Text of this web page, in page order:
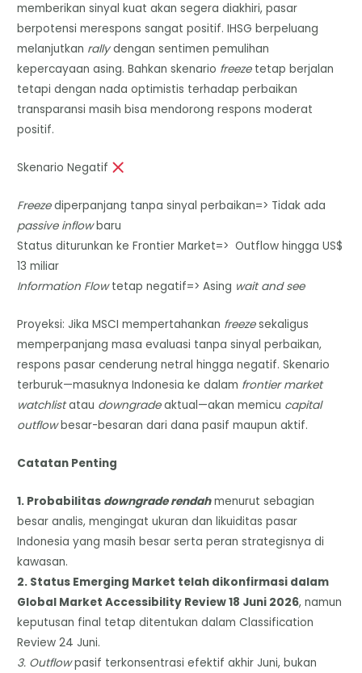
memberikan sinyal kuat akan segera diakhiri, pasar
berpotensi merespons sangat positif. IHSG berpeluang
melanjutkan rallydengan sentimen pemulihan
kepercayaan asing. Bahkan skenario freezetetap berjalan
tetapi dengan nada optimistis terhadap perbaikan
transparansi masih bisa mendorong respons moderat
positif.
Skenario Negatif
Freezediperpanjang tanpa sinyal perbaikan=> Tidak ada
passive inflowbaru
Status diturunkan ke Frontier Market=> Outflow hingga US$
13 miliar
Information Flowtetap negatif=> Asing wait and see
Proyeksi: Jika MSCI mempertahankan freezesekaligus
memperpanjang masa evaluasi tanpa sinyal perbaikan,
respons pasar cenderung netral hingga negatif. Skenario
terburuk—masuknya Indonesia ke dalam frontier market
watchlistatau downgradeaktual—akan memicu capital
outflowbesar-besaran dari dana pasif maupun aktif.
Catatan Penting
1. Probabilitas downgrade rendahmenurut sebagian
besar analis, mengingat ukuran dan likuiditas pasar
Indonesia yang masih besar serta peran strategisnya di
kawasan.
2. Status Emerging Market telah dikonfirmasi dalam
Global Market Accessibility Review 18 Juni 2026, namun
keputusan final tetap ditentukan dalam Classification
Review 24 Juni.
3. Outflowpasif terkonsentrasi efektif akhir Juni, bukan